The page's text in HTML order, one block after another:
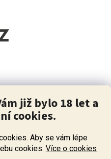
již bylo 18 let a
cookies.
Aby se vám lépe
cookies. Více o cookies